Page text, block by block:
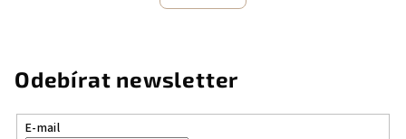
í
o
í
Odebírat newsletter
E-mail